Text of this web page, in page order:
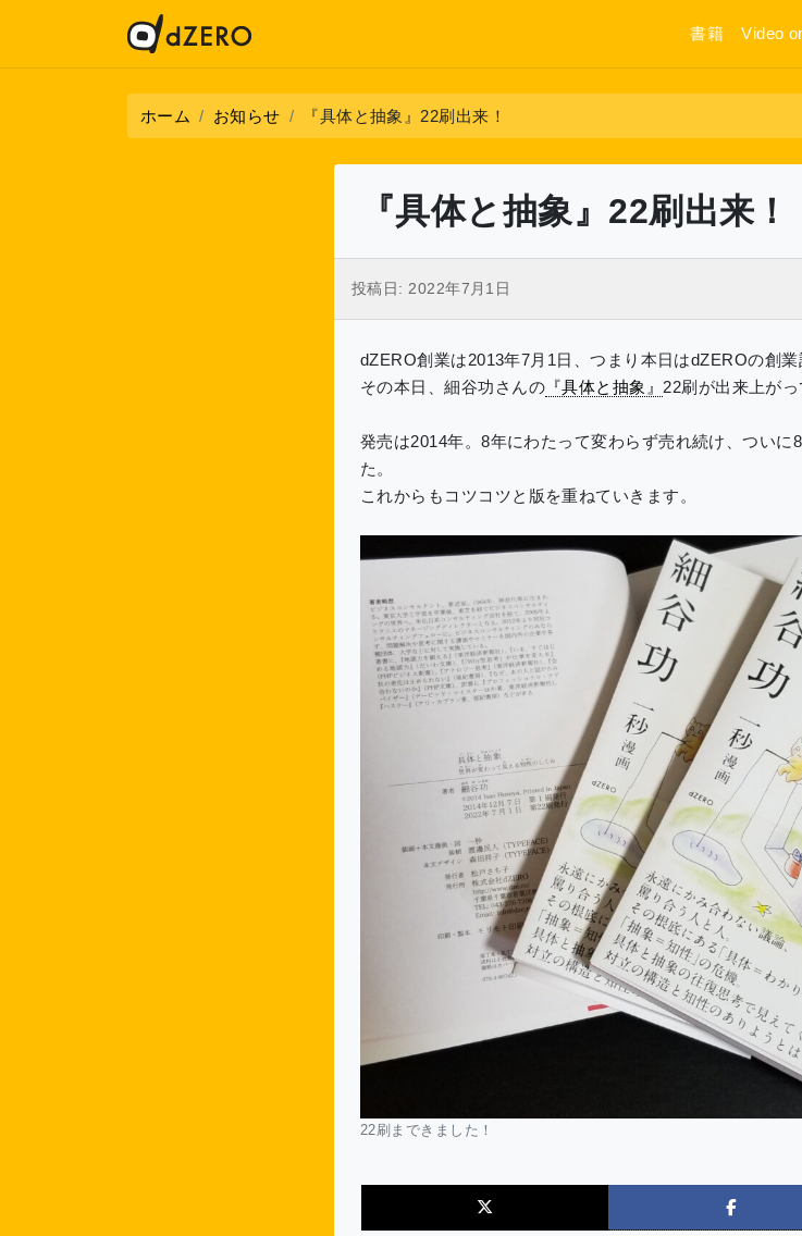
書籍 Video
ホーム お知らせ 『具体と抽象』22刷出来！
『具体と抽象』22刷出来！
投稿日: 2022年7月1日
dZERO創業は2013年7月1日、つまり本日はdZEROの創業
その本日、細谷功さんの 『具体と抽象』 22刷が出来上がっ
発売は2014年。8年にわたって変わらず売れ続け、ついに
た。
これからもコツコツと版を重ねていきます。
22刷まできました！